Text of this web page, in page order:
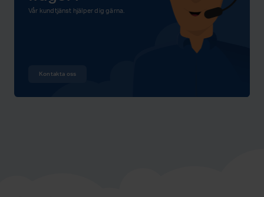
Vår kundtjänst hjälper dig gärna.
Kontakta oss